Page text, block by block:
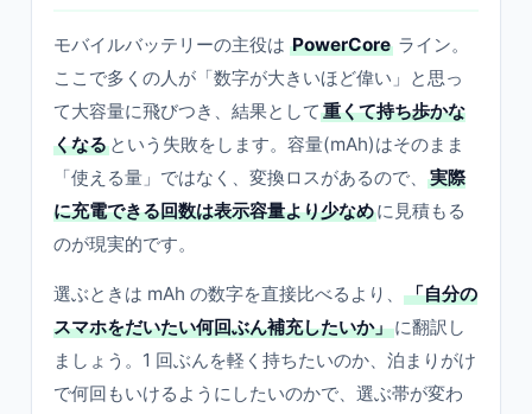
モバイルバッテリーの主役は PowerCore ライン。
ここで多くの人が「数字が大きいほど偉い」と思っ
て大容量に飛びつき、結果として 重くて持ち歩かな
くなる という失敗をします。容量(mAh)はそのまま
「使える量」ではなく、変換ロスがあるので、
実際
に充電できる回数は表示容量より少なめに見積もる
のが現実的です。
選ぶときは mAh の数字を直接比べるより、
「自分の
スマホをだいたい何回ぶん補充したいか」に翻訳し
ましょう。1 回ぶんを軽く持ちたいのか、泊まりがけ
で何回もいけるようにしたいのかで、選ぶ帯が変わ